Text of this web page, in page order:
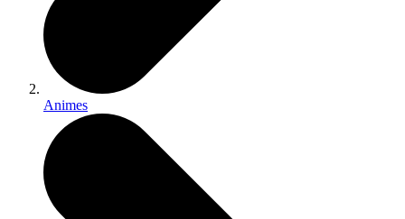
Animes